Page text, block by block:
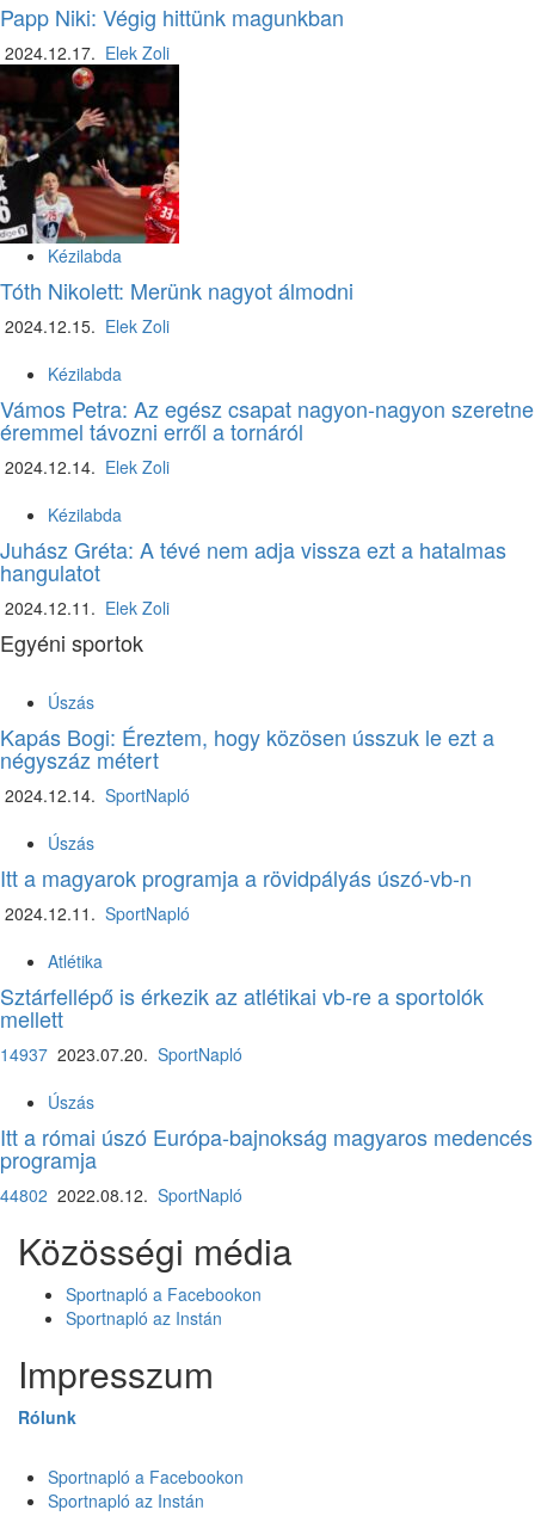
Papp Niki: Végig hittünk magunkban
2024.12.17. Elek Zoli
Kézilabda
Tóth Nikolett: Merünk nagyot álmodni
2024.12.15. Elek Zoli
Kézilabda
Vámos Petra: Az egész csapat nagyon-nagyon szeretne
éremmel távozni erről a tornáról
2024.12.14. Elek Zoli
Kézilabda
Juhász Gréta: A tévé nem adja vissza ezt a hatalmas
hangulatot
2024.12.11. Elek Zoli
Egyéni sportok
Úszás
Kapás Bogi: Éreztem, hogy közösen ússzuk le ezt a
négyszáz métert
2024.12.14. SportNapló
Úszás
Itt a magyarok programja a rövidpályás úszó-vb-n
2024.12.11. SportNapló
Atlétika
Sztárfellépő is érkezik az atlétikai vb-re a sportolók
mellett
14937 2023.07.20. SportNapló
Úszás
Itt a római úszó Európa-bajnokság magyaros medencés
programja
44802 2022.08.12. SportNapló
Közösségi média
Sportnapló a Facebookon
Sportnapló az Instán
Impresszum
Rólunk
Sportnapló a Facebookon
Sportnapló az Instán